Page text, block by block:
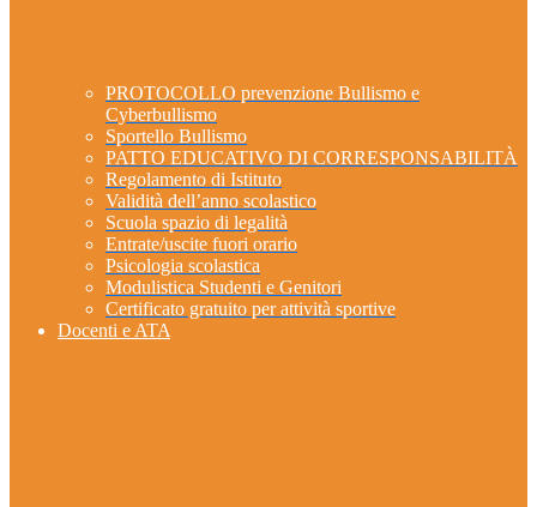
PROTOCOLLO prevenzione Bullismo e
Cyberbullismo
Sportello Bullismo
PATTO EDUCATIVO DI CORRESPONSABILITÀ
Regolamento di Istituto
Validità dell’anno scolastico
Scuola spazio di legalità
Entrate/uscite fuori orario
Psicologia scolastica
Modulistica Studenti e Genitori
Certificato gratuito per attività sportive
Docenti e ATA